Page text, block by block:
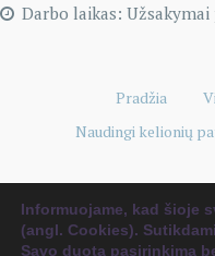
Darbo laikas:
Pradžia
Naudingi kelionių
Copyright © 2026Kelionių
WP
Informuojame, kad šioje
(angl. Cookies).
Savo duotą pasirinkimą